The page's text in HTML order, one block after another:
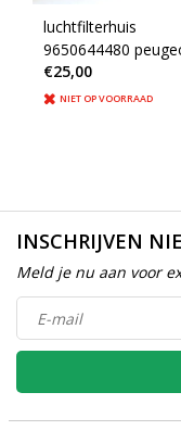
luchtfilterhuis
9650644480
206 (1420P0)
€25,00
NIET OP VOORRAAD
INSCHRIJVEN
Meld je nu aan voor